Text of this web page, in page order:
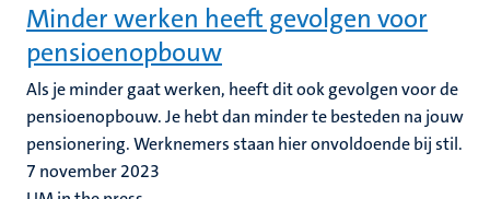
Minder werken heeft gevolgen voor
pensioenopbouw
Als je minder gaat werken, heeft dit ook gevolgen voor de
pensioenopbouw. Je hebt dan minder te besteden na jouw
pensionering. Werknemers staan hier onvoldoende bij stil.
7 november 2023